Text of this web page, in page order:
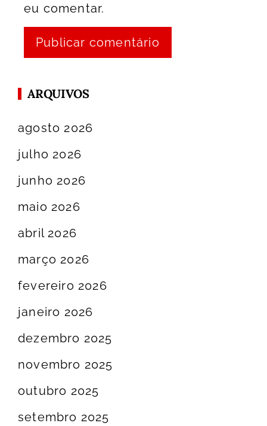
eu comentar.
ARQUIVOS
agosto 2026
julho 2026
junho 2026
maio 2026
abril 2026
março 2026
fevereiro 2026
janeiro 2026
dezembro 2025
novembro 2025
outubro 2025
setembro 2025